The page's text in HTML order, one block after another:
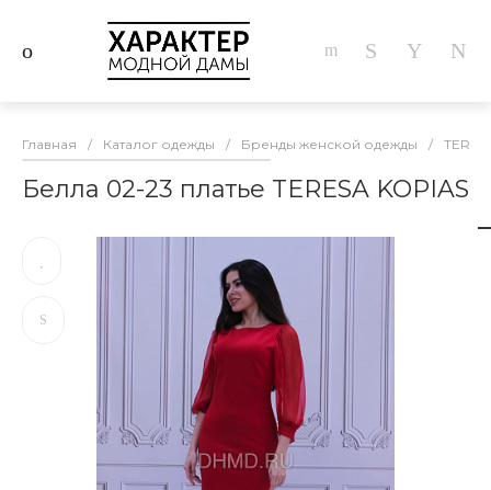
Главная / Каталог одежды / Бренды женской одежды /
Белла 02-23 платье TERESA KOPIAS